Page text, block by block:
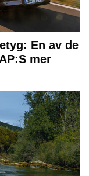
En av de
mer